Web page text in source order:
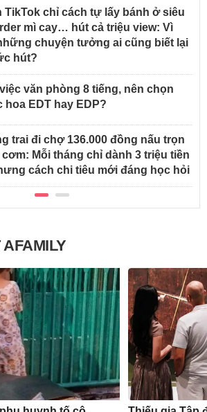
TikTok chỉ cách tự lấy bánh ở siêu
mì cay… hút cả triệu view: Vì
chuyện tưởng ai cũng biết lại
hút?
văn phòng 8 tiếng, nên chọn
hoa EDT hay EDP?
trai đi chợ 136.000 đồng nấu trọn
cơm: Mỗi tháng chỉ dành 3 triệu tiền
cách chi tiêu mới đáng học hỏi